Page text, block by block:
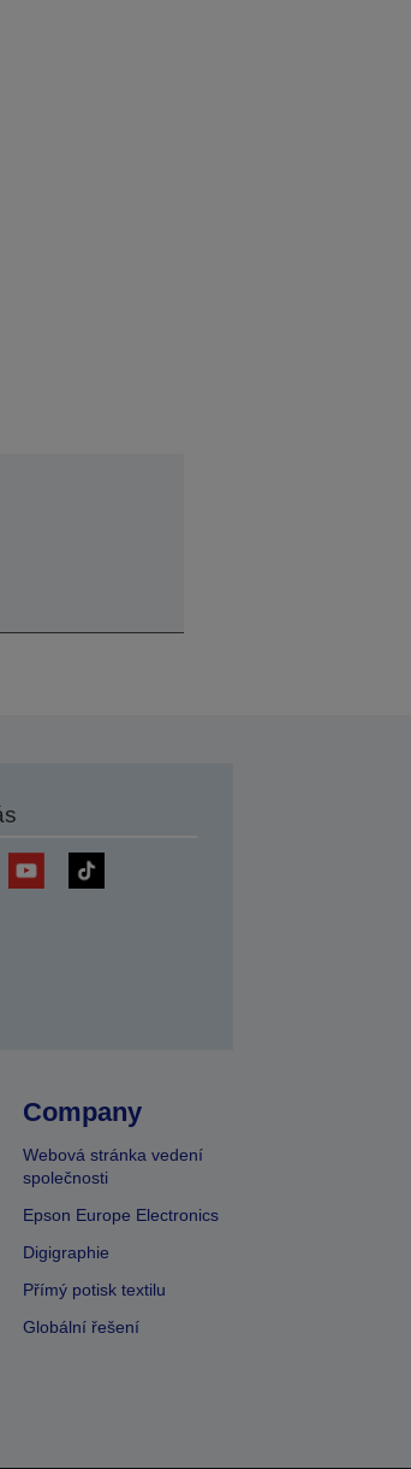
Company
Webová stránka vedení
společnosti
Epson Europe Electronics
Digigraphie
Přímý potisk textilu
Globální řešení